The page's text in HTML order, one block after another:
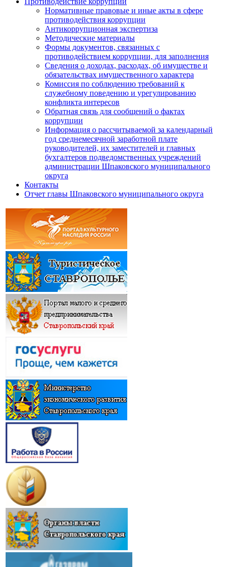
Нормативные правовые и иные акты в сфере
противодействия коррупции
Антикоррупционная экспертиза
Методические материалы
Формы документов, связанных с
противодействием коррупции, для заполнения
Сведения о доходах, расходах, об имуществе и
обязательствах имущественного характера
Комиссия по соблюдению требований к
служебному поведению и урегулированию
конфликта интересов
Обратная связь для сообщений о фактах
коррупции
Информация о рассчитываемой за календарный
год среднемесячной заработной плате
руководителей, их заместителей и главных
бухгалтеров подведомственных учреждений
администрации Шпаковского муниципального
округа
Контакты
Отчет главы Шпаковского муниципального округа